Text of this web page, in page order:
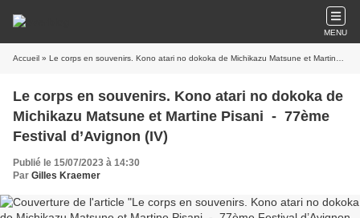
MENU
Accueil » Le corps en souvenirs. Kono atari no dokoka de Michikazu Matsune et Martine Pisani - 77ème Festival d’Avignon (IV)
Le corps en souvenirs. Kono atari no dokoka de
Michikazu Matsune et Martine Pisani - 77ème
Festival d’Avignon (IV)
Publié le 15/07/2023 à 14:30
Par Gilles Kraemer